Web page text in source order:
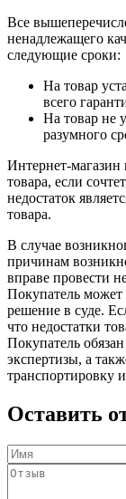
Все
ненадлежащего
следующие сроки:
На товар
всего
На товар не
разумного
Интернет-магазин
товара, если
недостаток
товара.
В случае
причинам
вправе провести
Покупатель может
решение в суде.
что недостатки
Покупатель
экспертизы, а
транспортировку
Оставить